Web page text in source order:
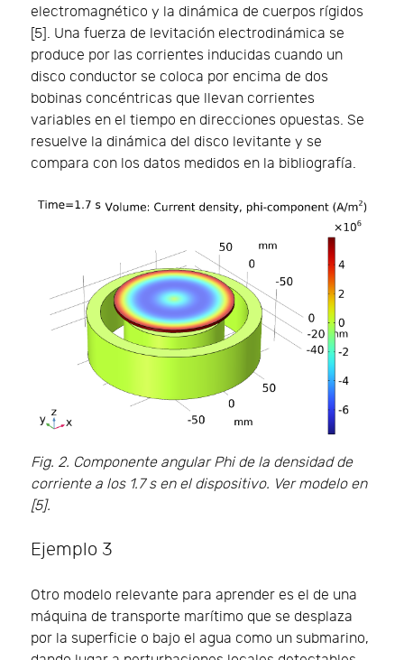
electromagnético y la dinámica de cuerpos rígidos
[5]. Una fuerza de levitación electrodinámica se
produce por las corrientes inducidas cuando un
disco conductor se coloca por encima de dos
bobinas concéntricas que llevan corrientes
variables en el tiempo en direcciones opuestas. Se
resuelve la dinámica del disco levitante y se
compara con los datos medidos en la bibliografía.
Fig. 2. Componente angular Phi de la densidad de
corriente a los 1.7 s en el dispositivo. Ver modelo en
[5].
Ejemplo 3
Otro modelo relevante para aprender es el de una
máquina de transporte marítimo que se desplaza
por la superficie o bajo el agua como un submarino,